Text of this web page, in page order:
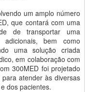
um amplo número
que contará com uma
de transportar uma
adicionais, bem como
uma solução criada
em colaboração com
300MED foi projetado
atender às diversas
dos pacientes.